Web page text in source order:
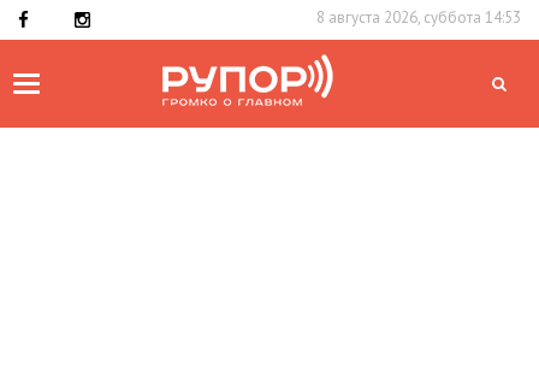
8 августа 2026, суббота 14:53
Toggle